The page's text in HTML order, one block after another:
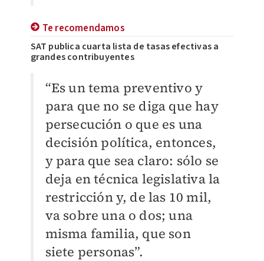
Te recomendamos
SAT publica cuarta lista de tasas efectivas a
grandes contribuyentes
“Es un tema preventivo y
para que no se diga que hay
persecución o que es una
decisión política, entonces,
y para que sea claro: sólo se
deja en técnica legislativa la
restricción y, de las 10 mil,
va sobre una o dos; una
misma familia, que son
siete personas”.